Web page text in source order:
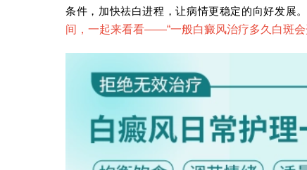
条件，加快祛白进程，让病情更稳定的向好发展。
间，一起来看看——“一般白癜风治疗多久白斑